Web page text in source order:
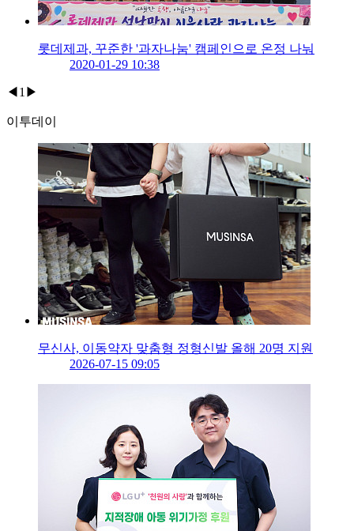
롯데제과, 꾸준한 '과자나눔' 캠페인으로 온정 나눠
2020-01-29 10:38
◀ 1 ▶
이투데이
무신사, 이동약자 맞춤형 정형신발 올해 20명 지원
2026-07-15 09:05